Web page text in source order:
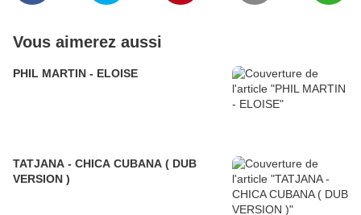
Vous aimerez aussi
PHIL MARTIN - ELOISE
TATJANA - CHICA CUBANA ( DUB
VERSION )